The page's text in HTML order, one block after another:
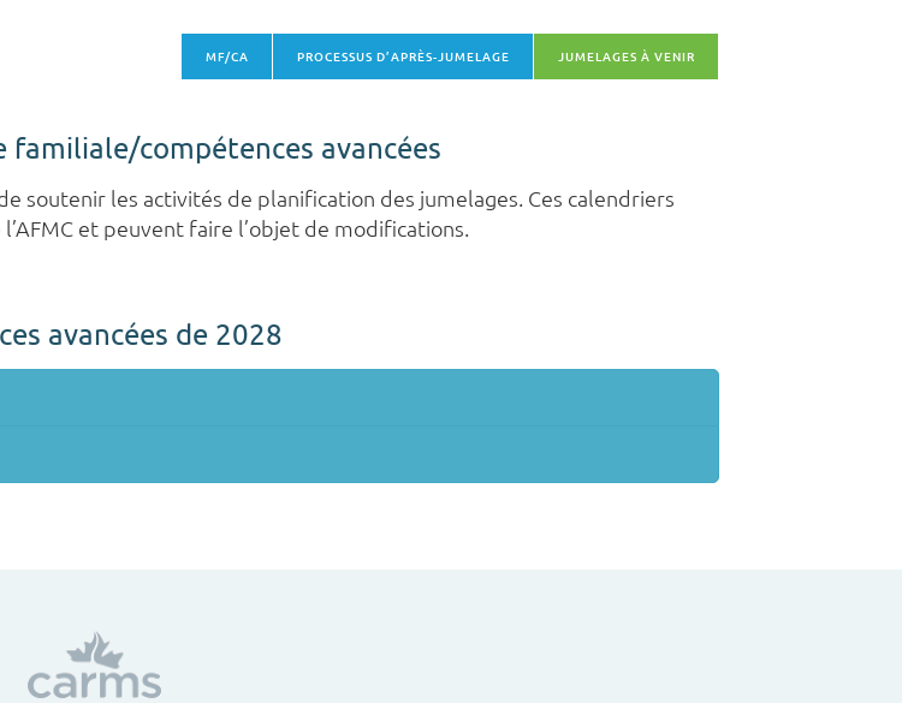
JUMELAGES À VENIR
PROCESSUS D’APRÈS-JUMELAGE
MF/CA
compétences avancées
soutenir les activités de planification des jumelages. Ces calendriers
et peuvent faire l’objet de modifications.
avancées de 2028